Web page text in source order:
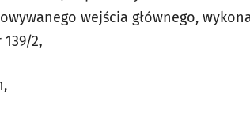
wejścia głównego,
2,